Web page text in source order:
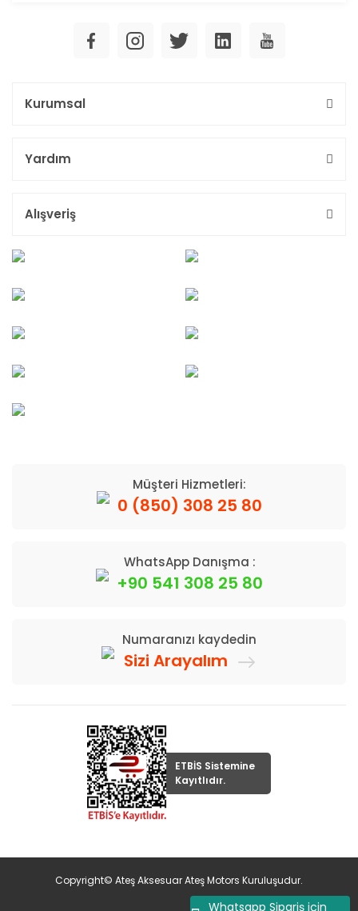
Whatsapp Sipariş için
Kurumsal
Yardım
Alışveriş
Müşteri Hizmetleri:
0 (850) 308 25 80
WhatsApp Danışma :
+90 541 308 25 80
Numaranızı kaydedin
Sizi Arayalım
ETBİS Sistemine
Kayıtlıdır.
Copyright© Ateş Aksesuar Ateş Motors Kuruluşudur.